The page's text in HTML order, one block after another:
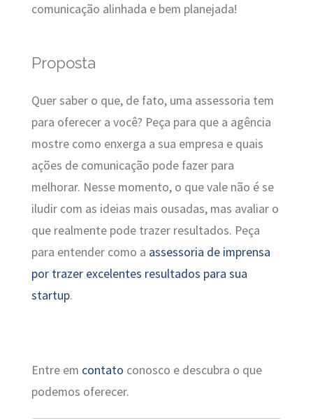
comunicação alinhada e bem planejada!
Proposta
Quer saber o que, de fato, uma assessoria tem
para oferecer a você? Peça para que a agência
mostre como enxerga a sua empresa e quais
ações de comunicação pode fazer para
melhorar. Nesse momento, o que vale não é se
iludir com as ideias mais ousadas, mas avaliar o
que realmente pode trazer resultados. Peça
para entender como a assessoria de imprensa
por trazer excelentes resultados para sua
startup.
Entre em contato conosco e descubra o que
podemos oferecer.